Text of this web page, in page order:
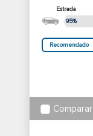
Estrada
95%
Recomendado
Comparar